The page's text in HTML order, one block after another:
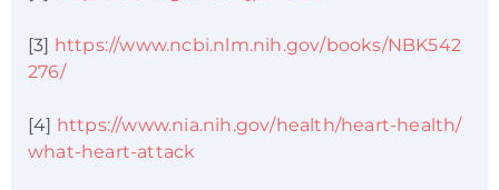
[3] https://www.ncbi.nlm.nih.gov/books/NBK542
276/
[4] https://www.nia.nih.gov/health/heart-health/
what-heart-attack